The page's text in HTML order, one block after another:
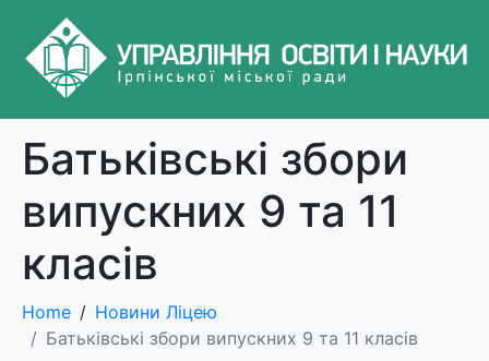
Батьківські збори
випускних 9 та 11
класів
Home
Новини Ліцею
Батьківські збори випускних 9 та 11 класів